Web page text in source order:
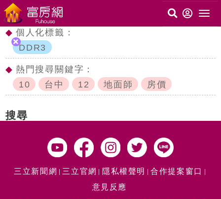
◆ 個人化標籤：
DDR3
◆ 熱門搜尋關鍵字：
10
台中 12 地面師 房價
搜尋
三立新聞網 三立官網 隱私權聲明
合作提案窗口
意見反應